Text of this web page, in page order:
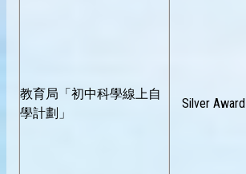
教育局「初中科學線上自
學計劃」
Silver Award